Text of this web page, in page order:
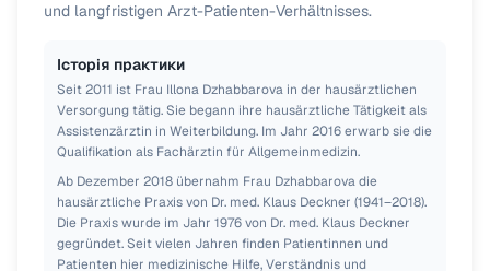
und langfristigen Arzt-Patienten-Verhältnisses.
Історія практики
Seit 2011 ist Frau Illona Dzhabbarova in der hausärztlichen
Versorgung tätig. Sie begann ihre hausärztliche Tätigkeit als
Assistenzärztin in Weiterbildung. Im Jahr 2016 erwarb sie die
Qualifikation als Fachärztin für Allgemeinmedizin.
Ab Dezember 2018 übernahm Frau Dzhabbarova die
hausärztliche Praxis von Dr. med. Klaus Deckner (1941–2018).
Die Praxis wurde im Jahr 1976 von Dr. med. Klaus Deckner
gegründet. Seit vielen Jahren finden Patientinnen und
Patienten hier medizinische Hilfe, Verständnis und